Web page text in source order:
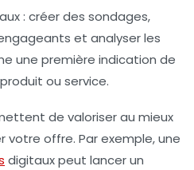
: créer des sondages,
et analyser les
une première indication de
ou service.
de valoriser au mieux
votre offre. Par exemple, une
digitaux peut lancer un